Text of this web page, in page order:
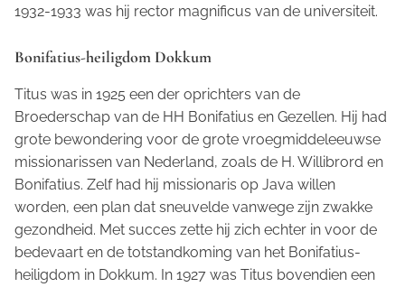
1932-1933 was hij rector magnificus van de universiteit.
Bonifatius-heiligdom Dokkum
Titus was in 1925 een der oprichters van de
Broederschap van de HH Bonifatius en Gezellen. Hij had
grote bewondering voor de grote vroegmiddeleeuwse
missionarissen van Nederland, zoals de H. Willibrord en
Bonifatius. Zelf had hij missionaris op Java willen
worden, een plan dat sneuvelde vanwege zijn zwakke
gezondheid. Met succes zette hij zich echter in voor de
bedevaart en de totstandkoming van het Bonifatius-
heiligdom in Dokkum. In 1927 was Titus bovendien een